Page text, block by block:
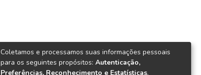
Coletamos e processamos suas informações pessoais
para os seguintes propósitos: Autenticação,
Preferências, Reconhecimento e Estatísticas.